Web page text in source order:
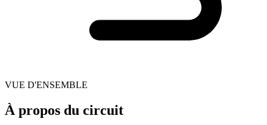
VUE D'ENSEMBLE
À propos du circuit